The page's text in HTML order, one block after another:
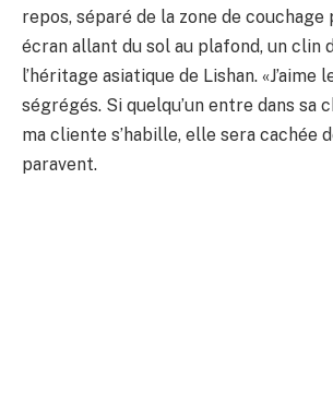
repos, séparé de la zone de couchage
écran allant du sol au plafond, un clin
l’héritage asiatique de Lishan. «J’aime
ségrégés. Si quelqu’un entre dans sa
ma cliente s’habille, elle sera cachée
paravent.